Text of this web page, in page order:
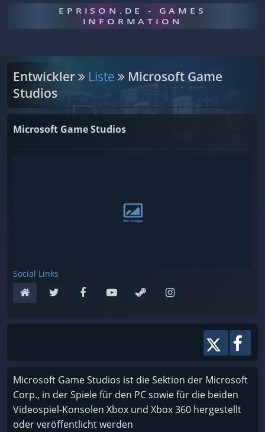
EPRISON.DE - GAMES
INFORMATION
Entwickler Liste
Microsoft Game
Studios
Microsoft Game Studios
Social Links
Microsoft Game Studios ist die Sektion der Microsoft
Corp., in der Spiele für den PC sowie für die beiden
Videospiel-Konsolen Xbox und Xbox 360 hergestellt
oder veröffentlicht werden